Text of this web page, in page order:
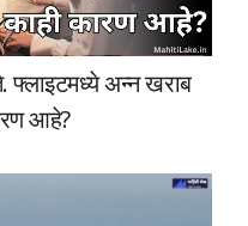
अन्न खराब
आहे?